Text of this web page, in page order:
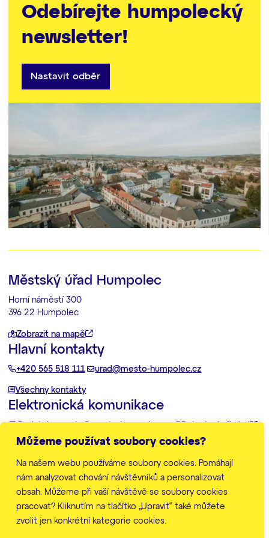
Můžeme používat soubory cookies?
Na našem webu používáme soubory cookies. Pomáhají
nám analyzovat chování návštěvníků a personalizovat
obsah. Můžeme při vaší návštěvě se soubory cookies
pracovat? Kliknutím na tlačítko „Upravit“ také můžete
zvolit jen konkrétní kategorie cookies.
Odebírejte humpolecký
newsletter!
Nastavit odběr
Městský úřad Humpolec
Horní náměstí 300
396 22 Humpolec
Zobrazit na mapě
Hlavní kontakty
+420 565 518 111 urad@mesto-humpolec.cz
Všechny kontakty
Elektronická komunikace
Další informace
Zpracování osobních údajů
Prohlášení o přístupnosti
Nastavení cookies